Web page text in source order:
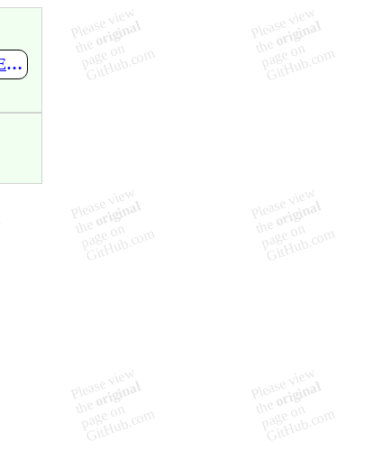
https://github.com/JackA1ltman/NonGKI_Kernel_Build_2nd/wiki/%E5%9F%BA%E7%A1%80%E9%9C%80%E6%B1%82